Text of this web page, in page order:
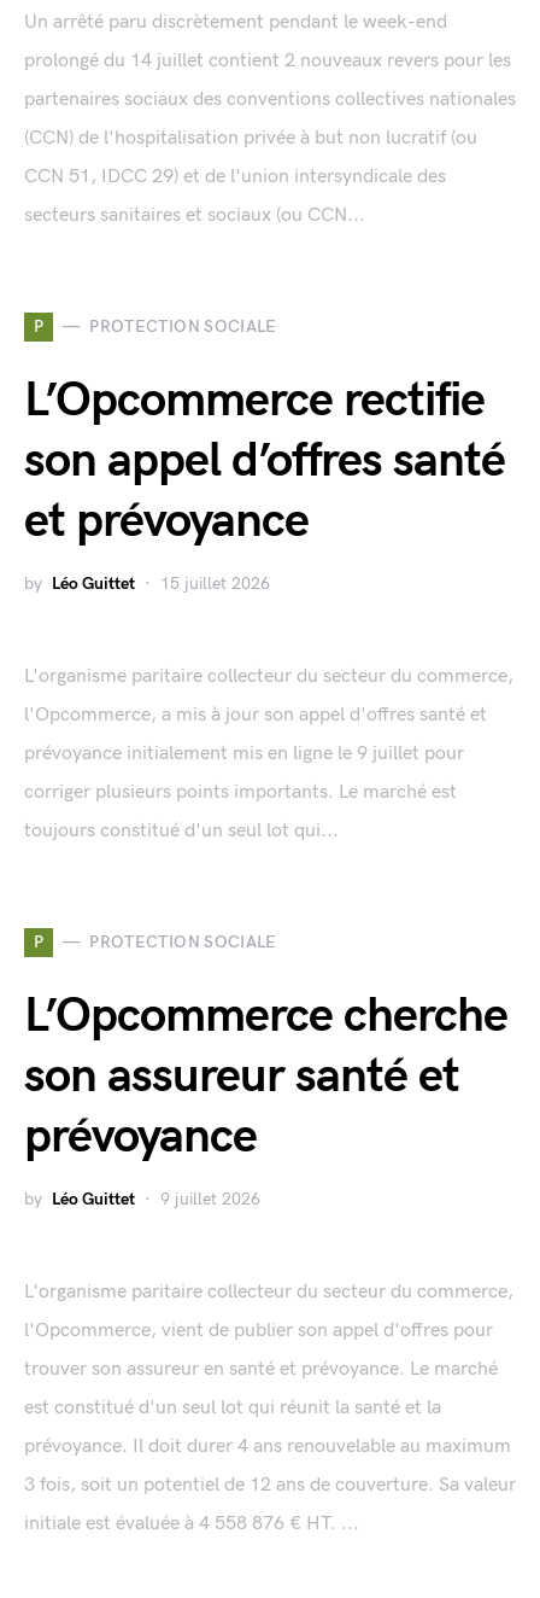
Un arrêté paru discrètement pendant le week-end
prolongé du 14 juillet contient 2 nouveaux revers pour les
partenaires sociaux des conventions collectives nationales
(CCN) de l'hospitalisation privée à but non lucratif (ou
CCN 51, IDCC 29) et de l'union intersyndicale des
secteurs sanitaires et sociaux (ou CCN...
P PROTECTION SOCIALE
L’Opcommerce rectifie
son appel d’offres santé
et prévoyance
by Léo Guittet 15 juillet 2026
L'organisme paritaire collecteur du secteur du commerce,
l'Opcommerce, a mis à jour son appel d'offres santé et
prévoyance initialement mis en ligne le 9 juillet pour
corriger plusieurs points importants. Le marché est
toujours constitué d'un seul lot qui...
P PROTECTION SOCIALE
L’Opcommerce cherche
son assureur santé et
prévoyance
by Léo Guittet 9 juillet 2026
L'organisme paritaire collecteur du secteur du commerce,
l'Opcommerce, vient de publier son appel d'offres pour
trouver son assureur en santé et prévoyance. Le marché
est constitué d'un seul lot qui réunit la santé et la
prévoyance. Il doit durer 4 ans renouvelable au maximum
3 fois, soit un potentiel de 12 ans de couverture. Sa valeur
initiale est évaluée à 4 558 876 € HT. ...